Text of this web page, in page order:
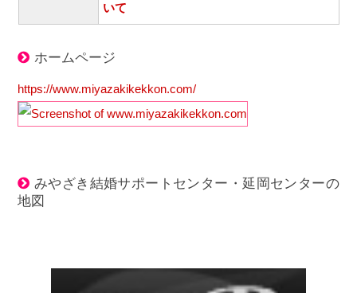
いて
ホームページ
https://www.miyazakikekkon.com/
みやざき結婚サポートセンター・延岡センターの
地図